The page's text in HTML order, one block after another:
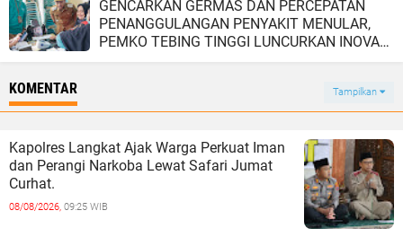
GENCARKAN GERMAS DAN PERCEPATAN
PENANGGULANGAN PENYAKIT MENULAR,
PEMKO TEBING TINGGI LUNCURKAN INOVASI
KOMENTAR Tampilkan
Kapolres Langkat Ajak Warga Perkuat Iman
dan Perangi Narkoba Lewat Safari Jumat
Curhat.
08/08/2026, 09:25 WIB